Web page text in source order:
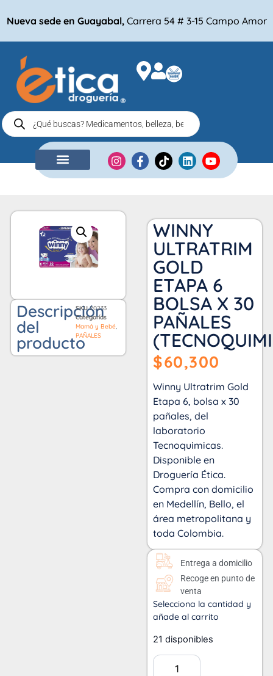
Nueva sede en Guayabal, Carrera 54 # 3-15 Campo Amor
Descripción
del
producto
SKU20233
Categorías
Mamá y Bebé,
PAÑALES
WINNY
ULTRATRIM
GOLD
ETAPA 6
BOLSA X 30
PAÑALES
$60,300
Winny Ultratrim Gold
Etapa 6, bolsa x 30
pañales, del
laboratorio
Tecnoquimicas.
Disponible en
Droguería Ética.
Compra con domicilio
en Medellín, Bello, el
área metropolitana y
toda Colombia.
Entrega a domicilio
Recoge en punto de
venta
Selecciona la cantidad y
añade al carrito
21 disponibles